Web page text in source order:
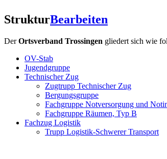
StrukturBearbeiten
DerOrtsverband Trossingen gliedert sich wie
OV-Stab
Jugendgruppe
Technischer Zug
Zugtrupp Technischer Zug
Bergungsgruppe
Fachgruppe Notversorgung und
Fachgruppe Räumen, Typ B
Fachzug Logistik
Trupp Logistik-Schwerer Transport